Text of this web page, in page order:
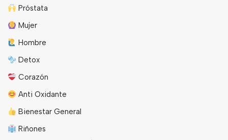
Próstata
Mujer
Hombre
Detox
Corazón
Anti Oxidante
Bienestar General
Riñones